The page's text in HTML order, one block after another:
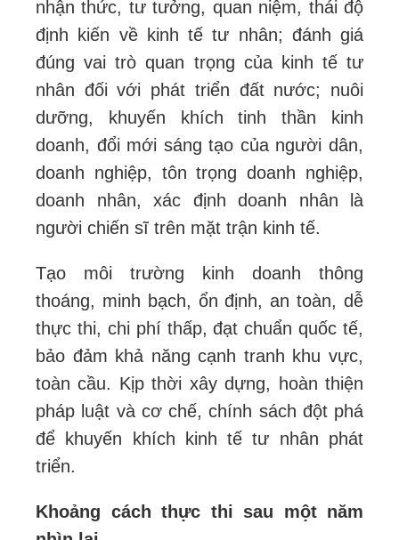
nhận thức, tư tưởng, quan niệm, thái độ
định kiến về kinh tế tư nhân; đánh giá
đúng vai trò quan trọng của kinh tế tư
nhân đối với phát triển đất nước; nuôi
dưỡng, khuyến khích tinh thần kinh
doanh, đổi mới sáng tạo của người dân,
doanh nghiệp, tôn trọng doanh nghiệp,
doanh nhân, xác định doanh nhân là
người chiến sĩ trên mặt trận kinh tế.
Tạo môi trường kinh doanh thông
thoáng, minh bạch, ổn định, an toàn, dễ
thực thi, chi phí thấp, đạt chuẩn quốc tế,
bảo đảm khả năng cạnh tranh khu vực,
toàn cầu. Kịp thời xây dựng, hoàn thiện
pháp luật và cơ chế, chính sách đột phá
để khuyến khích kinh tế tư nhân phát
triển.
Khoảng cách thực thi sau một năm